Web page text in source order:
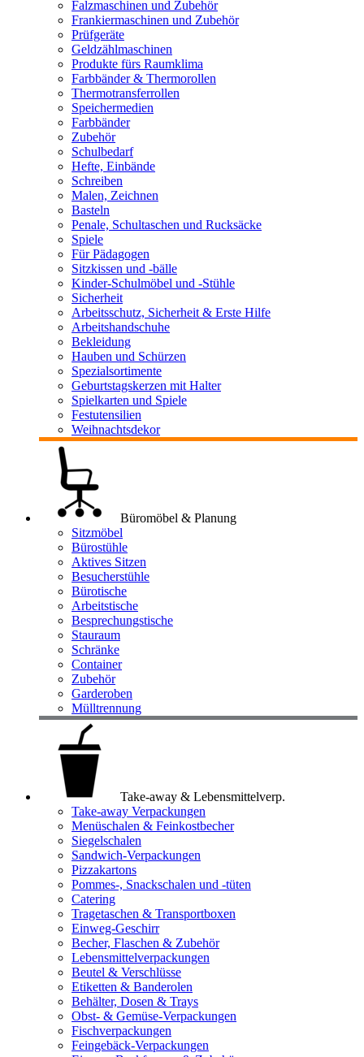
Falzmaschinen und Zubehör
Frankiermaschinen und Zubehör
Prüfgeräte
Geldzählmaschinen
Produkte fürs Raumklima
Farbbänder & Thermorollen
Thermotransferrollen
Speichermedien
Farbbänder
Zubehör
Schulbedarf
Hefte, Einbände
Schreiben
Malen, Zeichnen
Basteln
Penale, Schultaschen und Rucksäcke
Spiele
Für Pädagogen
Sitzkissen und -bälle
Kinder-Schulmöbel und -Stühle
Sicherheit
Arbeitsschutz, Sicherheit & Erste Hilfe
Arbeitshandschuhe
Bekleidung
Hauben und Schürzen
Spezialsortimente
Geburtstagskerzen mit Halter
Spielkarten und Spiele
Festutensilien
Weihnachtsdekor
Büromöbel & Planung
Sitzmöbel
Bürostühle
Aktives Sitzen
Besucherstühle
Bürotische
Arbeitstische
Besprechungstische
Stauraum
Schränke
Container
Zubehör
Garderoben
Mülltrennung
Take-away & Lebensmittelverp.
Take-away Verpackungen
Menüschalen & Feinkostbecher
Siegelschalen
Sandwich-Verpackungen
Pizzakartons
Pommes-, Snackschalen und -tüten
Catering
Tragetaschen & Transportboxen
Einweg-Geschirr
Becher, Flaschen & Zubehör
Lebensmittelverpackungen
Beutel & Verschlüsse
Etiketten & Banderolen
Behälter, Dosen & Trays
Obst- & Gemüse-Verpackungen
Fischverpackungen
Feingebäck-Verpackungen